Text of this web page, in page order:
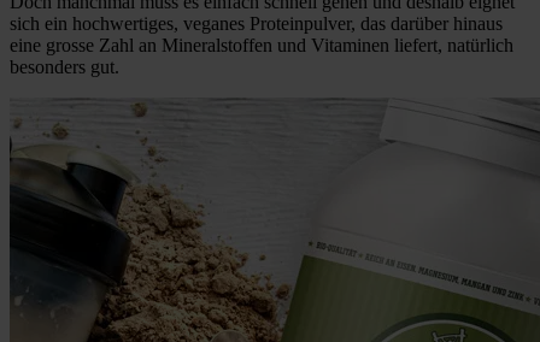
sich ein hochwertiges, veganes Proteinpulver, das darüber hinaus
eine grosse Zahl an Mineralstoffen und Vitaminen liefert, natürlich
besonders gut.